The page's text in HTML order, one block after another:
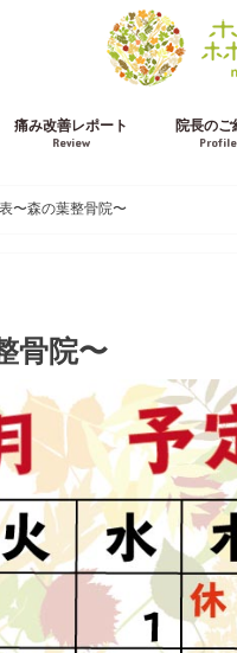
痛み改善レポート
Review
院長のご
Profile
〜森の葉整骨院〜
骨院〜